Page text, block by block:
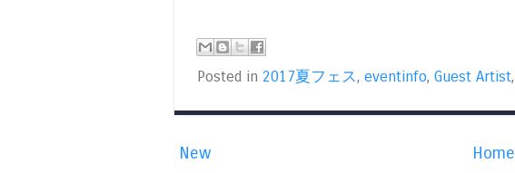
Posted in 2017夏フェス, eventinfo, Guest Artist,
New Home